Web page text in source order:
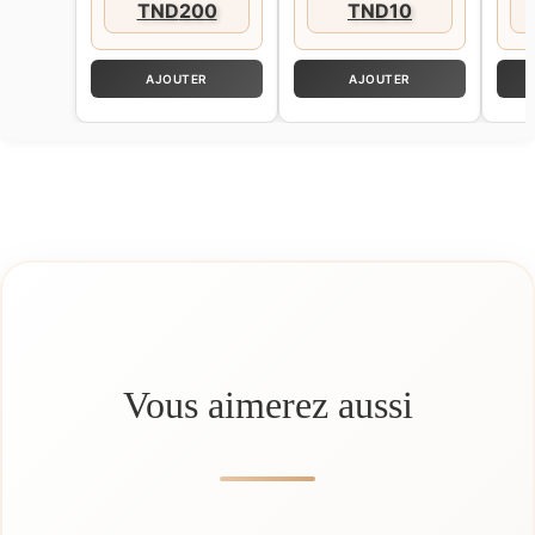
TND200
AJOUTER
TND10
AJOUTER
Vous aimerez aussi